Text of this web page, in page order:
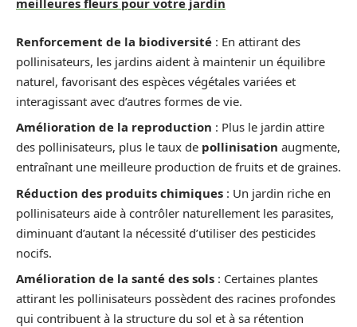
meilleures fleurs pour votre jardin
Renforcement de la biodiversité : En attirant des
pollinisateurs, les jardins aident à maintenir un équilibre
naturel, favorisant des espèces végétales variées et
interagissant avec d’autres formes de vie.
Amélioration de la reproduction : Plus le jardin attire
des pollinisateurs, plus le taux de pollinisation augmente,
entraînant une meilleure production de fruits et de graines.
Réduction des produits chimiques : Un jardin riche en
pollinisateurs aide à contrôler naturellement les parasites,
diminuant d’autant la nécessité d’utiliser des pesticides
nocifs.
Amélioration de la santé des sols : Certaines plantes
attirant les pollinisateurs possèdent des racines profondes
qui contribuent à la structure du sol et à sa rétention